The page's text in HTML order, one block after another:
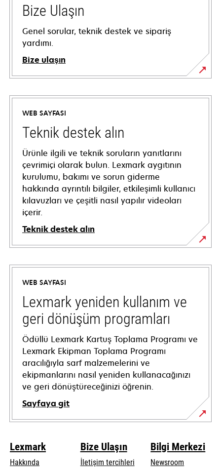
Bize Ulaşın
Genel sorular, teknik destek ve sipariş
yardımı.
Bize ulaşın
WEB SAYFASI
Teknik destek alın
Ürünle ilgili ve teknik soruların yanıtlarını
çevrimiçi olarak bulun. Lexmark aygıtının
kurulumu, bakımı ve sorun giderme
hakkında ayrıntılı bilgiler, etkileşimli kullanıcı
kılavuzları ve çeşitli nasıl yapılır videoları
içerir.
Teknik destek alın
opens
in
new
tab
WEB SAYFASI
Lexmark yeniden kullanım ve
geri dönüşüm programları
Ödüllü Lexmark Kartuş Toplama Programı ve
Lexmark Ekipman Toplama Programı
aracılığıyla sarf malzemelerini ve
ekipmanlarını nasıl yeniden kullanacağınızı
ve geri dönüştüreceğinizi öğrenin.
Sayfaya git
Lexmark
Hakkında
Bize Ulaşın
İletişim tercihleri
Bilgi Merkezi
Newsroom